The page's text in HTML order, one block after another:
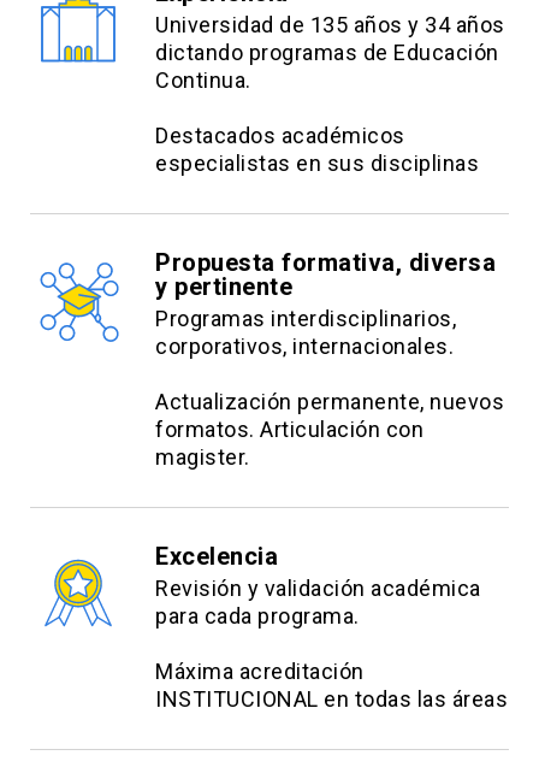
Universidad de 135 años y 34 años
dictando programas de Educación
Continua.
Destacados académicos
especialistas en sus disciplinas
Propuesta formativa, diversa
y pertinente
Programas interdisciplinarios,
corporativos, internacionales.
Actualización permanente, nuevos
formatos. Articulación con
magister.
Excelencia
Revisión y validación académica
para cada programa.
Máxima acreditación
INSTITUCIONAL en todas las áreas